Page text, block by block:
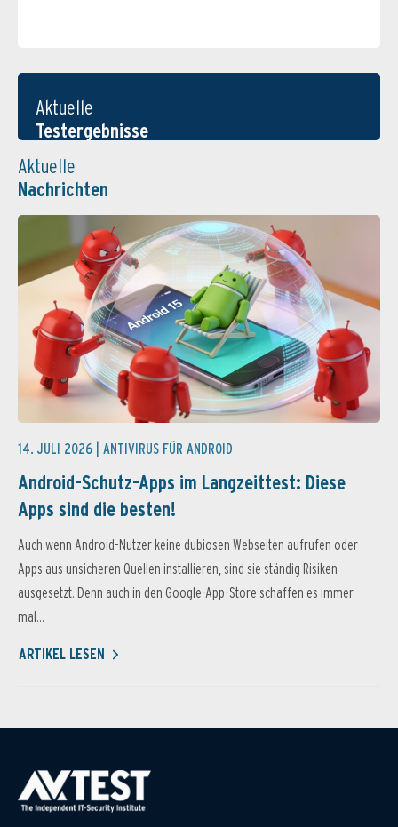
Aktuelle
Testergebnisse
Aktuelle
Nachrichten
14. JULI 2026 | ANTIVIRUS FÜR ANDROID
Android-Schutz-Apps im Langzeittest: Diese
Apps sind die besten!
Auch wenn Android-Nutzer keine dubiosen Webseiten aufrufen oder
Apps aus unsicheren Quellen installieren, sind sie ständig Risiken
ausgesetzt. Denn auch in den Google-App-Store schaffen es immer
mal...
ARTIKEL LESEN